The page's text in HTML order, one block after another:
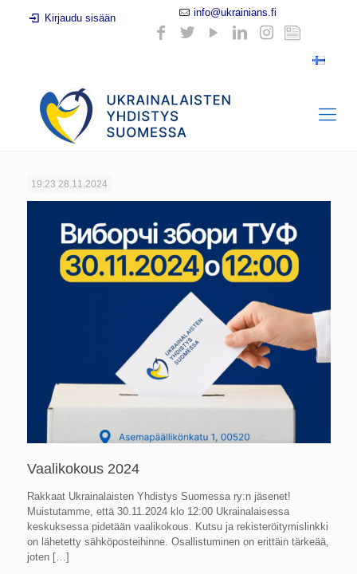
Kirjaudu sisään info@ukrainians.fi
19:23 28.11.2024
Vaalikokous 2024
Rakkaat Ukrainalaisten Yhdistys Suomessa ry:n jäsenet!
Muistutamme, että 30.11.2024 klo 12:00 Ukrainalaisessa
keskuksessa pidetään vaalikokous. Kutsu ja rekisteröitymislinkki
on lähetetty sähköposteihinne. Osallistuminen on erittäin tärkeää,
joten[…]